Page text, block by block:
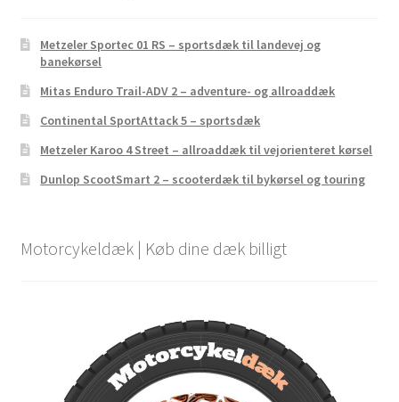
Metzeler Sportec 01 RS – sportsdæk til landevej og
banekørsel
Mitas Enduro Trail-ADV 2 – adventure- og allroaddæk
Continental SportAttack 5 – sportsdæk
Metzeler Karoo 4 Street – allroaddæk til vejorienteret kørsel
Dunlop ScootSmart 2 – scooterdæk til bykørsel og touring
Motorcykeldæk | Køb dine dæk billigt